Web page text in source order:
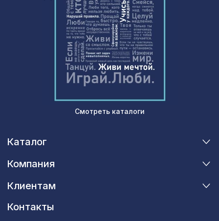
Смотреть каталоги
Каталог
Компания
Клиентам
Контакты